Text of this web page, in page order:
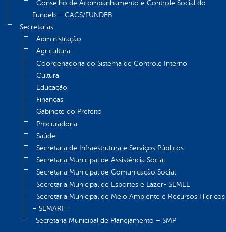
Conselho de Acompanhamento e Controle Social do
Fundeb – CACS/FUNDEB
Secretarias
Administração
Agricultura
Coordenadoria do Sistema de Controle Interno
Cultura
Educação
Finanças
Gabinete do Prefeito
Procuradoria
Saúde
Secretaria de Infraestrutura e Serviços Públicos
Secretaria Municipal de Assistência Social
Secretaria Municipal de Comunicação Social
Secretaria Municipal de Esportes e Lazer- SEMEL
Secretaria Municipal de Meio Ambiente e Recursos Hídricos
– SEMARH
Secretaria Municipal de Planejamento – SMP